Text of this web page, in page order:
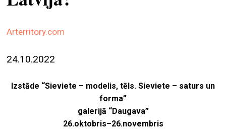
Arterritory.com
24.10.2022
Izstāde “Sieviete – modelis, tēls. Sieviete – saturs un
forma”
galerijā “Daugava”
26.oktobris–26.novembris